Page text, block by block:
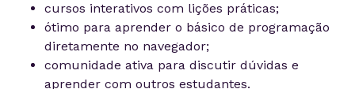
cursos interativos com lições práticas;
ótimo para aprender o básico de programação
diretamente no navegador;
comunidade ativa para discutir dúvidas e
aprender com outros estudantes.